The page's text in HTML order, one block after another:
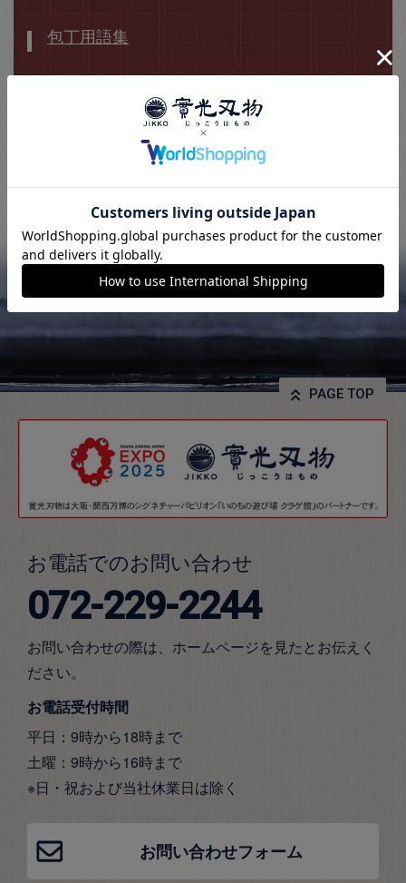
包丁用語集
PAGE TOP
お電話でのお問い合わせ
072-229-2244
お問い合わせの際は、ホームページを見たとお伝えく
ださい。
お電話受付時間
平日：9時から18時まで
土曜：9時から16時まで
※日・祝および当社休業日は除く
お問い合わせフォーム